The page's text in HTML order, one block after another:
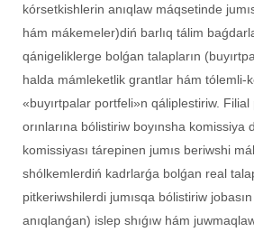
kórsetkishlerin anıqlaw máqsetinde
hám mákemeler)diń barlıq tálim
qánigeliklerge bolǵan talapların
halda mámleketlik grantlar hám tólemli-
«buyırtpalar portfeli»n qáliplestiriw. Filial
orınlarına bólistiriw boyınsha komissiya
komissiyası tárepinen jumıs beriwshi
shólkemlerdiń kadrlarǵa bolǵan real
pitkeriwshilerdi jumısqa bólistiriw
anıqlanǵan) islep shıǵıw hám